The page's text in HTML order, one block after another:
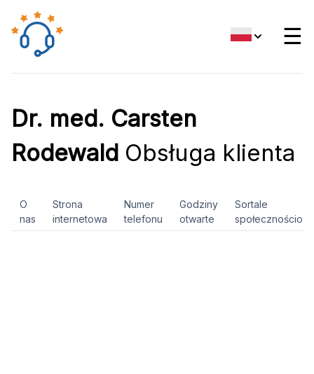
☰
Dr. med. Carsten
Rodewald Obsługa klienta
O
nas
Strona
internetowa
Numer
telefonu
Godziny
otwarte
Sortale